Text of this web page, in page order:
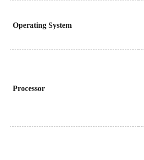
Operating System
Processor